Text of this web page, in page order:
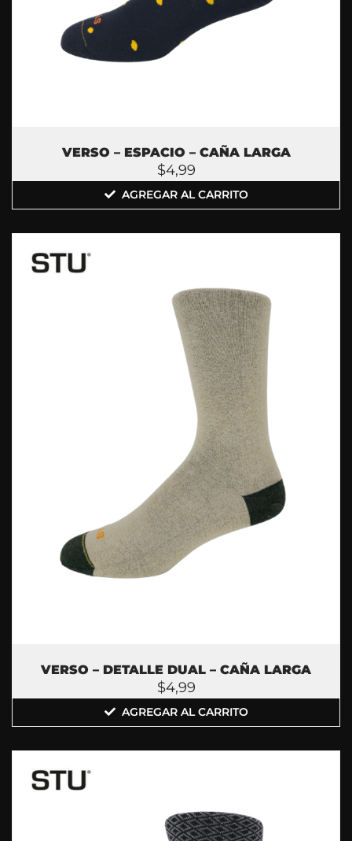
VERSO – ESPACIO – CAÑA LARGA
$4,99
AGREGAR AL CARRITO
VERSO – DETALLE DUAL – CAÑA LARGA
$4,99
AGREGAR AL CARRITO